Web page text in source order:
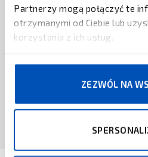
Partnerzy mogą połączyć te
otrzymanymi od Ciebie lub
korzystania z ich usług.
ZEZWÓL NA
Drukarki